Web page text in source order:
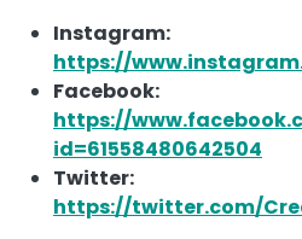
Instagram:
https://
Facebook:
https://
id=61558480642504
Twitter:
https://twitter.com/